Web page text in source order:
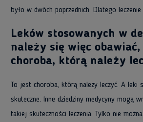
było w dwóch poprzednich. Dlatego
Leków stosowanych w
należy się więc obawiać,
choroba, którą należy
To jest choroba, którą należy leczyć. A leki
skuteczne. Inne dziedziny medycyny mogą
takiej skuteczności leczenia. Tylko nie